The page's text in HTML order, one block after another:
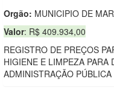
Orgão: MUNICIPIO DE
Valor: R$ 409.934,00
REGISTRO DE PREÇOS
HIGIENE E LIMPEZA PARA
ADMINISTRAÇÃO PÚBLICA